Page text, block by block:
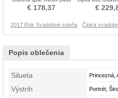
Svadobné šaty
€ 178,37
chrbta
€
2017 Rok Svadobné sukňa Čipka
Popis oblečenia
Silueta Princezná,
Výstrih Portrét,